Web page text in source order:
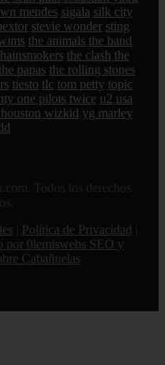
mendes sigala silk city
stevie wonder sting
the animals the band
the clash the
papas the rolling stones
tiesto tlc tom petty topic
one pilots twice u2 usa
wizkid yg marley
Todos los derechos
Política de Privacidad
por 0lemiswebs SEO y
Cabañuelas